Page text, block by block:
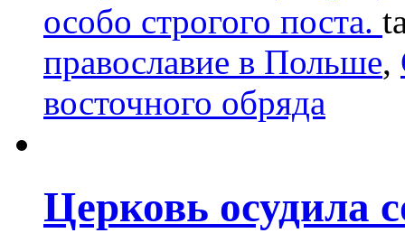
особо строгого поста.
православие в Польше,
восточного обряда
Церковь осудила